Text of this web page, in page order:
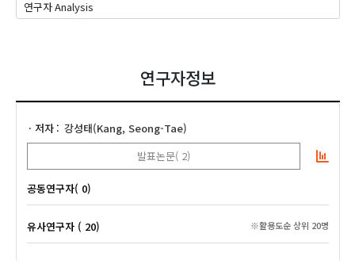
연구자정보
저자
강성태(Kang, Seong-Tae)
발표논문( 2)
공동연구자( 0)
유사연구자 ( 20) ※활용도순 상위 20명